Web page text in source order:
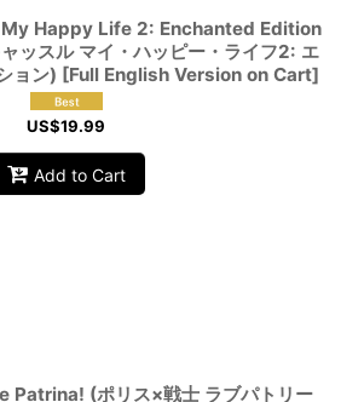
Happy Life 2: Enchanted Edition
ッスル マイ・ハッピー・ライフ2: エ
ョン) [Full English Version on Cart]
US$19.99
Add to Cart
Patrina! (ポリス×戦士 ラブパトリー